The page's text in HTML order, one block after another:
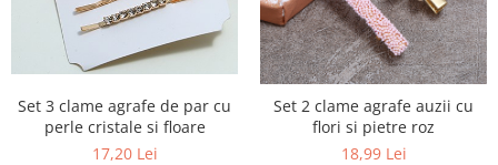
Set 3 clame agrafe de par cu
perle cristale si floare
17,20 Lei
Set 2 clame agrafe auzii cu
flori si pietre roz
18,99 Lei